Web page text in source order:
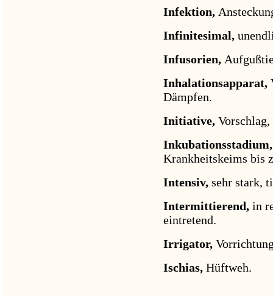
Infektion,
Infinitesimal,
Infusorien,
Inhalationsapparat,
Dämpfen.
Initiative,
Krankheitskeims bis
Intensiv, sehr stark,
Intermittierend, in
eintretend.
Irrigator,
Ischias, Hüftweh.